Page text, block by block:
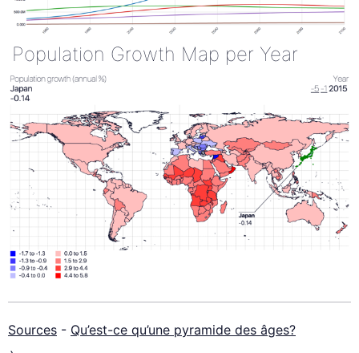
Population Growth Map per Year
Sources - Qu’est-ce qu’une pyramide des âges?